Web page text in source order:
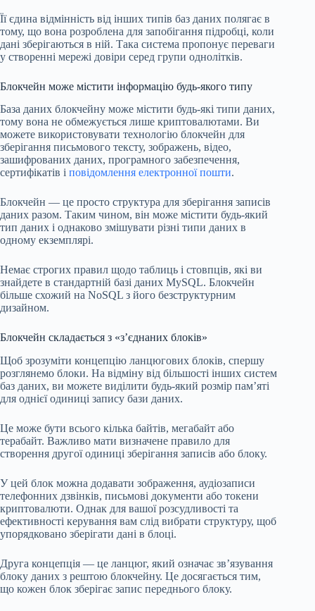
Її єдина відмінність від інших типів баз даних полягає в
тому, що вона розроблена для запобігання підробці, коли
дані зберігаються в ній. Така система пропонує переваги
у створенні мережі довіри серед групи однолітків.
Блокчейн може містити інформацію будь-якого типу
База даних блокчейну може містити будь-які типи даних,
тому вона не обмежується лише криптовалютами. Ви
можете використовувати технологію блокчейн для
зберігання письмового тексту, зображень, відео,
зашифрованих даних, програмного забезпечення,
сертифікатів і повідомлення електронної пошти.
Блокчейн — це просто структура для зберігання записів
даних разом. Таким чином, він може містити будь-який
тип даних і однаково змішувати різні типи даних в
одному екземплярі.
Немає строгих правил щодо таблиць і стовпців, які ви
знайдете в стандартній базі даних MySQL. Блокчейн
більше схожий на NoSQL з його безструктурним
дизайном.
Блокчейн складається з «з’єднаних блоків»
Щоб зрозуміти концепцію ланцюгових блоків, спершу
розглянемо блоки. На відміну від більшості інших систем
баз даних, ви можете виділити будь-який розмір пам’яті
для однієї одиниці запису бази даних.
Це може бути всього кілька байтів, мегабайт або
терабайт. Важливо мати визначене правило для
створення другої одиниці зберігання записів або блоку.
У цей блок можна додавати зображення, аудіозаписи
телефонних дзвінків, письмові документи або токени
криптовалюти. Однак для вашої розсудливості та
ефективності керування вам слід вибрати структуру, щоб
упорядковано зберігати дані в блоці.
Друга концепція — це ланцюг, який означає зв’язування
блоку даних з рештою блокчейну. Це досягається тим,
що кожен блок зберігає запис переднього блоку.